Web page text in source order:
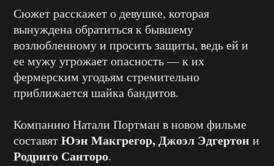
Сюжет расскажет о девушке, которая
вынуждена обратиться к бывшему
возлюбленному и просить защиты, ведь ей и
ее мужу угрожает опасность — к их
фермерским угодьям стремительно
приближается шайка бандитов.
Компанию Натали Портман в новом фильме
составятЮэн Макгрегор, Джоэл Эдгертон и
Родриго Санторо.